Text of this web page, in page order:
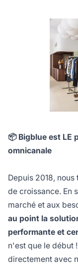
📦 Bigblue est LE
omnicanale
Depuis 2018,
de croissance. En
marché et aux
au point la
performante et
n'est que le début
directement avec